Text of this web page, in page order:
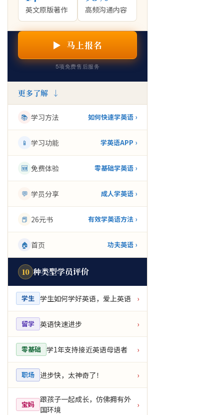
英文原版著作 高频沟通内容
▶ 马上报名
5项免费售后服务
更多了解 ↓
📚 学习方法 如何快速学英语 ›
📱 学习功能 学英语APP ›
🆕 免费体验 零基础学英语 ›
💬 学员分享 成人学英语 ›
📕 26元书 有效学英语方法 ›
🏠 首页 功夫英语 ›
10 种类型学员评价
学生 学生如何学好英语，爱上英语 ›
留学 英语快速进步 ›
零基础 学1年支持接近英语母语者 ›
职场 进步快，太神奇了！ ›
宝妈
跟孩子一起成长，仿佛拥有外
国环境
›